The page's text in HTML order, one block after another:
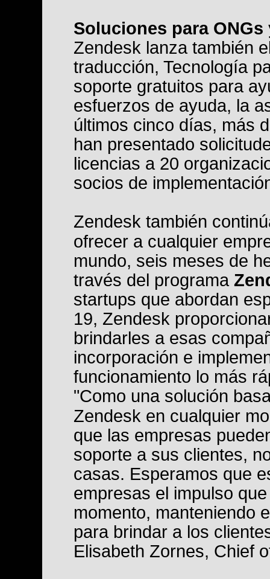
Soluciones para
Zendesk lanza también
traducción, Tecnología
soporte gratuitos para
esfuerzos de ayuda, la
últimos cinco días, más
han presentado
licencias a 20
socios de
Zendesk también
ofrecer a cualquier
mundo, seis meses de
través del programa
startups que abordan
19, Zendesk
brindarles a esas
incorporación e
funcionamiento lo más
"Como una solución
Zendesk en cualquier
que las empresas
soporte a sus clientes,
casas. Esperamos que
empresas el impulso
momento, manteniendo
para brindar a los
Elisabeth Zornes, Chief